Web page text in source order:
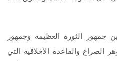
جمهور الثورة العظيمة وجمهور
الصراع والقاعدة الأخلاقية التي